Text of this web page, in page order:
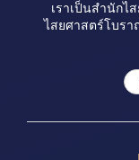
เราเป็นสำนักไ
ไสยศาสตร์โบรา